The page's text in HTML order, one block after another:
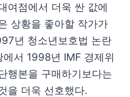
여점에서 더욱 싼 값에
상황을 좋아할 작가가
년 청소년보호법 논란
서 1998년 IMF 경제위
행본을 구매하기보다는
을 더욱 선호했다.